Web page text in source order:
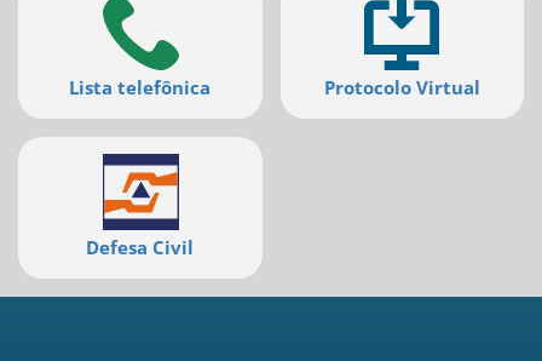
Lista telefônica Protocolo Virtual
Defesa Civil